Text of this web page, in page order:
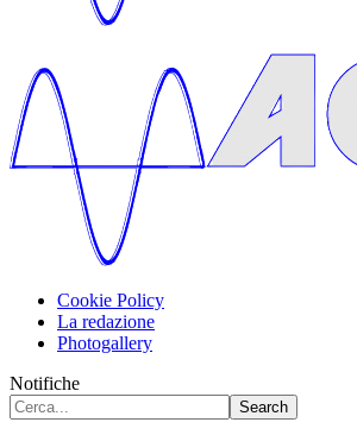
Cookie Policy
La redazione
Photogallery
Notifiche